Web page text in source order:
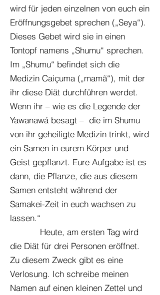
wird für jeden einzelnen von euch ein
Eröffnungsgebet sprechen („Seya“).
Dieses Gebet wird sie in einen
Tontopf namens „Shumu“ sprechen.
Im „Shumu“ befindet sich die
Medizin Caiçuma („mamã“), mit der
ihr diese Diät durchführen werdet.
Wenn ihr – wie es die Legende der
Yawanawá besagt – die im Shumu
von ihr geheiligte Medizin trinkt, wird
ein Samen in eurem Körper und
Geist gepflanzt. Eure Aufgabe ist es
dann, die Pflanze, die aus diesem
Samen entsteht während der
Samakei-Zeit in euch wachsen zu
lassen.“
Heute, am ersten Tag wird
die Diät für drei Personen eröffnet.
Zu diesem Zweck gibt es eine
Verlosung. Ich schreibe meinen
Namen auf einen kleinen Zettel und